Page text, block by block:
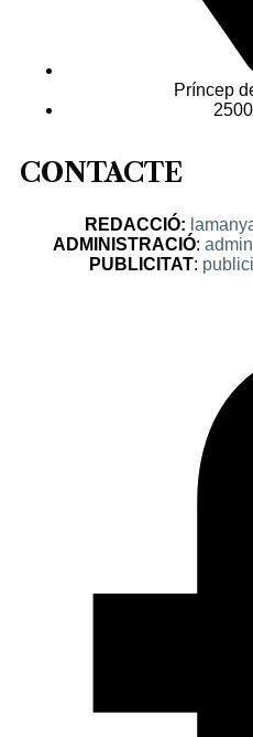
Príncep
CONTACTE
REDACCIÓ:
ADMINISTRACIÓ:
PUBLICITAT: